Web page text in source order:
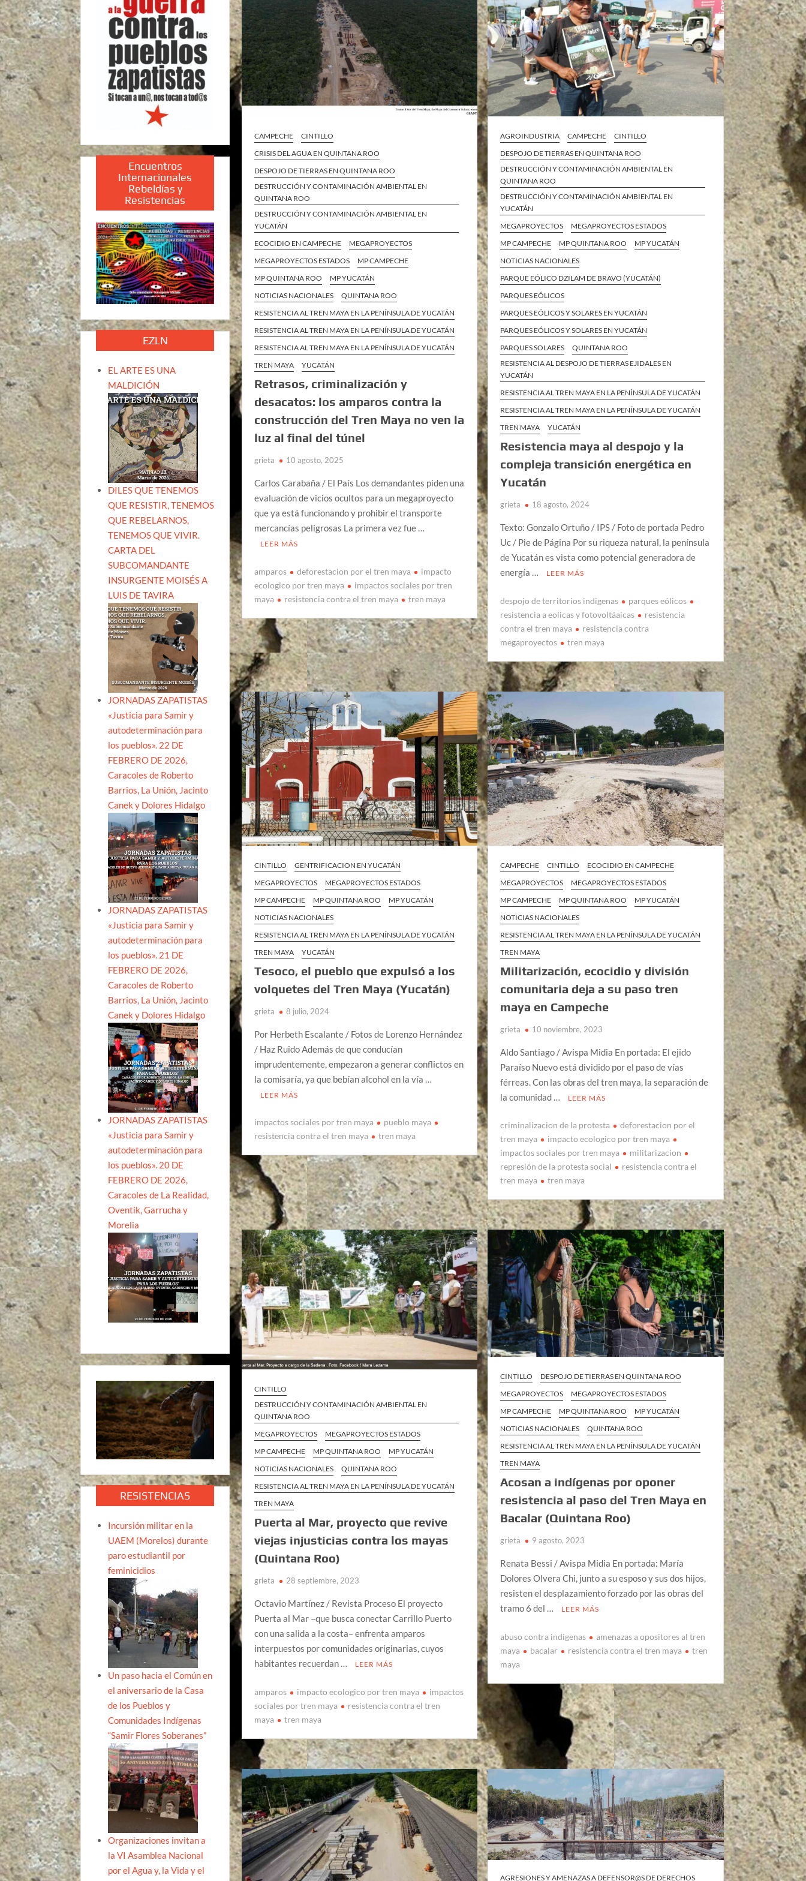
CAMPECHE
CINTILLO
CRISIS DEL AGUA EN QUINTANA ROO
DESPOJO DE TIERRAS EN QUINTANA ROO
DESTRUCCIÓN Y CONTAMINACIÓN AMBIENTAL EN
QUINTANA ROO
DESTRUCCIÓN Y CONTAMINACIÓN AMBIENTAL EN
YUCATÁN
ECOCIDIO EN CAMPECHE
MEGAPROYECTOS
MEGAPROYECTOS ESTADOS
MP CAMPECHE
MP QUINTANA ROO
MP YUCATÁN
NOTICIAS NACIONALES
QUINTANA ROO
RESISTENCIA AL TREN MAYA EN LA PENÍNSULA DE YUCATÁN
RESISTENCIA AL TREN MAYA EN LA PENÍNSULA DE YUCATÁN
RESISTENCIA AL TREN MAYA EN LA PENÍNSULA DE YUCATÁN
TREN MAYA
YUCATÁN
Retrasos, criminalización y
desacatos: los amparos contra la
construcción del Tren Maya no ven la
luz al final del túnel
grieta 10 agosto, 2025
Carlos Carabaña / El País Los demandantes piden una
evaluación de vicios ocultos para un megaproyecto
que ya está funcionando y prohibir el transporte
mercancías peligrosas La primera vez fue …
LEER MÁS
amparos deforestacion por el tren maya
impacto
ecologico por tren maya
impactos sociales por tren
maya
resistencia contra el tren maya tren maya
AGROINDUSTRIA CAMPECHE
CINTILLO
DESPOJO DE TIERRAS EN QUINTANA ROO
DESTRUCCIÓN Y CONTAMINACIÓN AMBIENTAL EN
QUINTANA ROO
DESTRUCCIÓN Y CONTAMINACIÓN AMBIENTAL EN
YUCATÁN
MEGAPROYECTOS
MEGAPROYECTOS ESTADOS
MP CAMPECHE
MP QUINTANA ROO
MP YUCATÁN
NOTICIAS NACIONALES
PARQUE EÓLICO DZILAM DE BRAVO (YUCATÁN)
PARQUES EÓLICOS
PARQUES EÓLICOS Y SOLARES EN YUCATÁN
PARQUES EÓLICOS Y SOLARES EN YUCATÁN
PARQUES SOLARES
QUINTANA ROO
RESISTENCIA AL DESPOJO DE TIERRAS EJIDALES EN
YUCATÁN
RESISTENCIA AL TREN MAYA EN LA PENÍNSULA DE YUCATÁN
RESISTENCIA AL TREN MAYA EN LA PENÍNSULA DE YUCATÁN
TREN MAYA
YUCATÁN
Resistencia maya al despojo y la
compleja transición energética en
Yucatán
grieta 18 agosto, 2024
Texto: Gonzalo Ortuño / IPS / Foto de portada Pedro
Uc / Pie de Página Por su riqueza natural, la península
de Yucatán es vista como potencial generadora de
energía …
LEER MÁS
despojo de territorios indigenas
parques eólicos
resistencia a eolicas y fotovoltáaicas
resistencia
contra el tren maya
resistencia contra
megaproyectos
tren maya
CINTILLO
GENTRIFICACION EN YUCATÁN
MEGAPROYECTOS
MEGAPROYECTOS ESTADOS
MP CAMPECHE
MP QUINTANA ROO
MP YUCATÁN
NOTICIAS NACIONALES
RESISTENCIA AL TREN MAYA EN LA PENÍNSULA DE YUCATÁN
TREN MAYA
YUCATÁN
Tesoco, el pueblo que expulsó a los
volquetes del Tren Maya (Yucatán)
grieta 8 julio, 2024
Por Herbeth Escalante / Fotos de Lorenzo Hernández
/ Haz Ruido Además de que conducían
imprudentemente, empezaron a generar conflictos en
la comisaría, ya que bebían alcohol en la vía …
LEER MÁS
impactos sociales por tren maya
pueblo maya
resistencia contra el tren maya
tren maya
CAMPECHE CINTILLO
ECOCIDIO EN CAMPECHE
MEGAPROYECTOS
MEGAPROYECTOS ESTADOS
MP CAMPECHE
MP QUINTANA ROO
MP YUCATÁN
NOTICIAS NACIONALES
RESISTENCIA AL TREN MAYA EN LA PENÍNSULA DE YUCATÁN
TREN MAYA
Militarización, ecocidio y división
comunitaria deja a su paso tren
maya en Campeche
grieta 10 noviembre, 2023
Aldo Santiago / Avispa Midia En portada: El ejido
Paraíso Nuevo está dividido por el paso de vías
férreas. Con las obras del tren maya, la separación de
la comunidad …
LEER MÁS
criminalizacion de la protesta
deforestacion por el
tren maya
impacto ecologico por tren maya
impactos sociales por tren maya
militarizacion
represión de la protesta social
resistencia contra el
tren maya
tren maya
CINTILLO
DESTRUCCIÓN Y CONTAMINACIÓN AMBIENTAL EN
QUINTANA ROO
MEGAPROYECTOS
MEGAPROYECTOS ESTADOS
MP CAMPECHE
MP QUINTANA ROO
MP YUCATÁN
NOTICIAS NACIONALES
QUINTANA ROO
RESISTENCIA AL TREN MAYA EN LA PENÍNSULA DE YUCATÁN
TREN MAYA
Puerta al Mar, proyecto que revive
viejas injusticias contra los mayas
(Quintana Roo)
grieta 28 septiembre, 2023
Octavio Martínez / Revista Proceso El proyecto
Puerta al Mar –que busca conectar Carrillo Puerto
con una salida a la costa– enfrenta amparos
interpuestos por comunidades originarias, cuyos
habitantes recuerdan …
LEER MÁS
amparos impacto ecologico por tren maya
impactos
sociales por tren maya
resistencia contra el tren
maya
tren maya
CINTILLO
DESPOJO DE TIERRAS EN QUINTANA ROO
MEGAPROYECTOS
MEGAPROYECTOS ESTADOS
MP CAMPECHE
MP QUINTANA ROO
MP YUCATÁN
NOTICIAS NACIONALES
QUINTANA ROO
RESISTENCIA AL TREN MAYA EN LA PENÍNSULA DE YUCATÁN
TREN MAYA
Acosan a indígenas por oponer
resistencia al paso del Tren Maya en
Bacalar (Quintana Roo)
grieta 9 agosto, 2023
Renata Bessi / Avispa Midia En portada: María
Dolores Olvera Chi, junto a su esposo y sus dos hijos,
resisten el desplazamiento forzado por las obras del
tramo 6 del …
LEER MÁS
abuso contra indigenas
amenazas a opositores al tren
maya
bacalar resistencia contra el tren maya
tren
maya
AGRESIONES Y AMENAZAS A DEFENSOR@S DE DERECHOS
Encuentros
Internacionales
Rebeldías y
Resistencias
EZLN
EL ARTE ES UNA
MALDICIÓN
DILES QUE TENEMOS
QUE RESISTIR, TENEMOS
QUE REBELARNOS,
TENEMOS QUE VIVIR.
CARTA DEL
SUBCOMANDANTE
INSURGENTE MOISÉS A
LUIS DE TAVIRA
JORNADAS ZAPATISTAS
«Justicia para Samir y
autodeterminación para
los pueblos». 22 DE
FEBRERO DE 2026,
Caracoles de Roberto
Barrios, La Unión, Jacinto
Canek y Dolores Hidalgo
JORNADAS ZAPATISTAS
«Justicia para Samir y
autodeterminación para
los pueblos». 21 DE
FEBRERO DE 2026,
Caracoles de Roberto
Barrios, La Unión, Jacinto
Canek y Dolores Hidalgo
JORNADAS ZAPATISTAS
«Justicia para Samir y
autodeterminación para
los pueblos». 20 DE
FEBRERO DE 2026,
Caracoles de La Realidad,
Oventik, Garrucha y
Morelia
RESISTENCIAS
Incursión militar en la
UAEM (Morelos) durante
paro estudiantil por
feminicidios
Un paso hacia el Común en
el aniversario de la Casa
de los Pueblos y
Comunidades Indígenas
“Samir Flores Soberanes”
Organizaciones invitan a
la VI Asamblea Nacional
por el Agua y, la Vida y el